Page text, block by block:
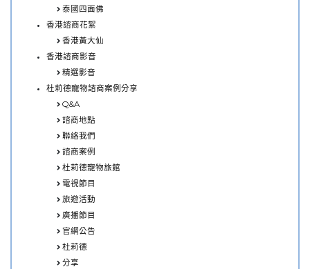
泰國四面佛
香港諮商花絮
香港黃大仙
香港諮商影音
精選影音
杜莉德寵物諮商案例分享
Q&A
諮商地點
聯絡我們
諮商案例
杜莉德寵物旅館
電視節目
旅遊活動
廣播節目
官網公告
杜莉德
分享